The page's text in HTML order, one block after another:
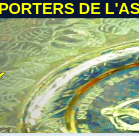
DE